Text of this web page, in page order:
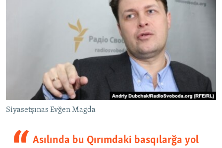
Siyasetşınas Evğen Magda
Asılında bu Qırımdaki basqılarğa yol